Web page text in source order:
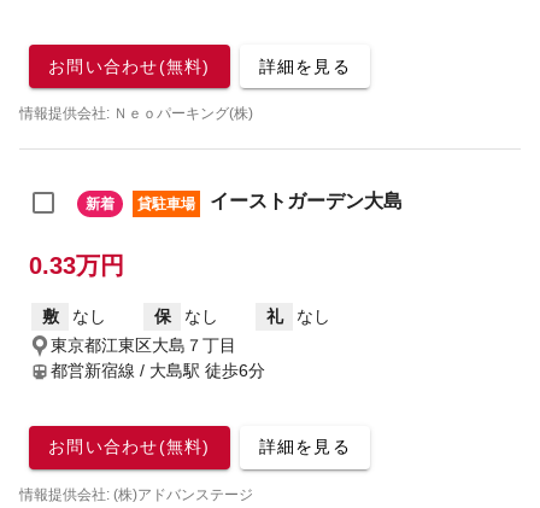
お問い合わせ(無料) 詳細を見る
情報提供会社: Ｎｅｏパーキング(株)
新着 貸駐車場 イーストガーデン大島
0.33万円
敷 なし 保 なし 礼
なし
東京都江東区大島７丁目
都営新宿線 / 大島駅 徒歩6分
お問い合わせ(無料) 詳細を見る
情報提供会社: (株)アドバンステージ